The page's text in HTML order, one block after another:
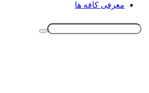
معرفی کافه ها